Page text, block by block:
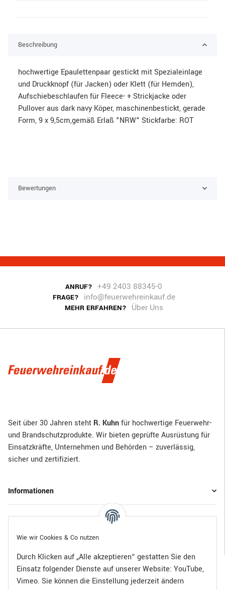
Wie wir Cookies & Co nutzen
Durch Klicken auf „Alle akzeptieren“ gestatten Sie den
Einsatz folgender Dienste auf unserer Website: YouTube,
Vimeo. Sie können die Einstellung jederzeit ändern
Beschreibung
hochwertige Epaulettenpaar gestickt mit Spezialeinlage
und Druckknopf (für Jacken) oder Klett (für Hemden),
Aufschiebeschlaufen für Fleece- + Strickjacke oder
Pullover aus dark navy Köper, maschinenbestickt, gerade
Form, 9 x 9,5cm,gemäß Erlaß "NRW" Stickfarbe: ROT
Bewertungen
ANRUF? +49 2403 88345-0
FRAGE? info@feuerwehreinkauf.de
MEHR ERFAHREN? Über Uns
Seit über 30 Jahren steht R. Kuhnfür hochwertige Feuerwehr-
und Brandschutzprodukte. Wir bieten geprüfte Ausrüstung für
Einsatzkräfte, Unternehmen und Behörden – zuverlässig,
sicher und zertifiziert.
Informationen
Gesetzliche Informationen
Bezahlen Sie bequem per: